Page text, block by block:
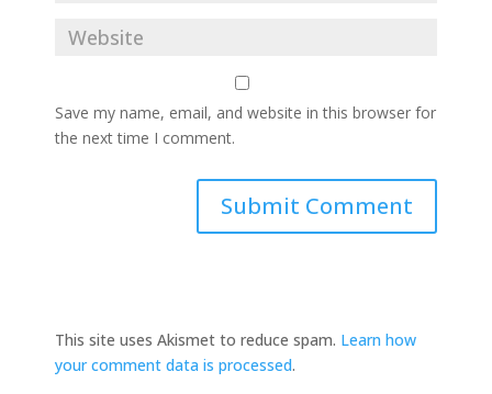
Save my name, email, and website in this browser for
the next time I comment.
This site uses Akismet to reduce spam. Learn how
your comment data is processed.